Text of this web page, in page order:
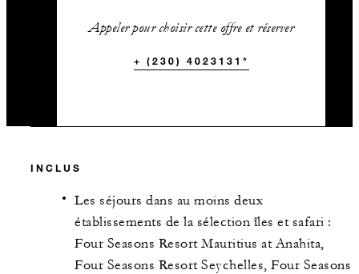
Appeler pour choisir cette offre et réserver
+ (230) 4023131*
INCLUS
Les séjours dans au moins deux
établissements de la sélection îles et safari :
Four Seasons Resort Mauritius at Anahita,
Four Seasons Resort Seychelles, Four Seasons